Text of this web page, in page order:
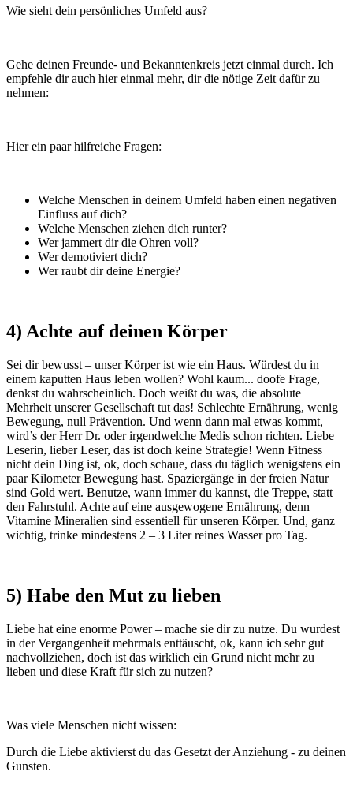
Wie sieht dein persönliches Umfeld aus?
Gehe deinen Freunde- und Bekanntenkreis jetzt einmal durch. Ich
empfehle dir auch hier einmal mehr, dir die nötige Zeit dafür zu
nehmen:
Hier ein paar hilfreiche Fragen:
Welche Menschen in deinem Umfeld haben einen negativen
Einfluss auf dich?
Welche Menschen ziehen dich runter?
Wer jammert dir die Ohren voll?
Wer demotiviert dich?
Wer raubt dir deine Energie?
4) Achte auf deinen Körper
Sei dir bewusst – unser Körper ist wie ein Haus. Würdest du in
einem kaputten Haus leben wollen? Wohl kaum... doofe Frage,
denkst du wahrscheinlich. Doch weißt du was, die absolute
Mehrheit unserer Gesellschaft tut das! Schlechte Ernährung, wenig
Bewegung, null Prävention. Und wenn dann mal etwas kommt,
wird’s der Herr Dr. oder irgendwelche Medis schon richten. Liebe
Leserin, lieber Leser, das ist doch keine Strategie! Wenn Fitness
nicht dein Ding ist, ok, doch schaue, dass du täglich wenigstens ein
paar Kilometer Bewegung hast. Spaziergänge in der freien Natur
sind Gold wert. Benutze, wann immer du kannst, die Treppe, statt
den Fahrstuhl. Achte auf eine ausgewogene Ernährung, denn
Vitamine Mineralien sind essentiell für unseren Körper. Und, ganz
wichtig, trinke mindestens 2 – 3 Liter reines Wasser pro Tag.
5) Habe den Mut zu lieben
Liebe hat eine enorme Power – mache sie dir zu nutze. Du wurdest
in der Vergangenheit mehrmals enttäuscht, ok, kann ich sehr gut
nachvollziehen, doch ist das wirklich ein Grund nicht mehr zu
lieben und diese Kraft für sich zu nutzen?
Was viele Menschen nicht wissen:
Durch die Liebe aktivierst du das Gesetzt der Anziehung - zu deinen
Gunsten.